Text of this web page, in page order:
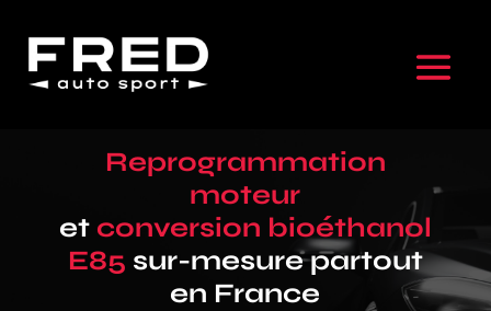
Reprogrammation
moteur
et conversion bioéthanol
E85 sur-mesure partout
en France